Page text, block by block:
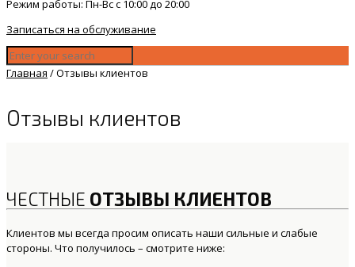
Режим работы: Пн-Вс с 10:00 до 20:00
Записаться на обслуживание
Главная /Отзывы клиентов
Отзывы клиентов
ЧЕСТНЫЕ ОТЗЫВЫ КЛИЕНТОВ
Клиентов мы всегда просим описать наши сильные и слабые
стороны. Что получилось – смотрите ниже: